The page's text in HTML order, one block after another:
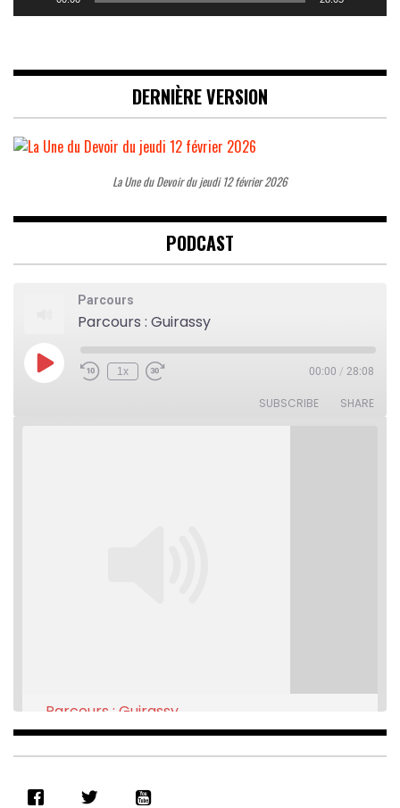
DERNIÈRE VERSION
La Une du Devoir du jeudi 12 février 2026
PODCAST
Parcours
Parcours : Guirassy
Play
Episode
Rewind
1x
Fast
00:00 / 28:08
SUBSCRIBE SHARE
RSS FEED
Parcours : Guirassy
Feb 16, 2021 • 28:08